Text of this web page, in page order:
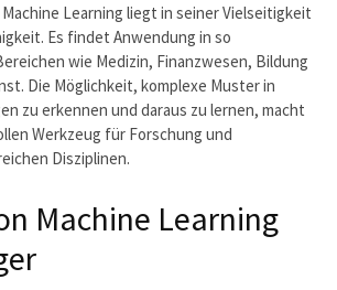
Learning liegt in seiner Vielseitigkeit
Es findet Anwendung in so
wie Medizin, Finanzwesen, Bildung
Die Möglichkeit, komplexe Muster in
zu erkennen und daraus zu lernen, macht
Werkzeug für Forschung und
Disziplinen.
Machine Learning